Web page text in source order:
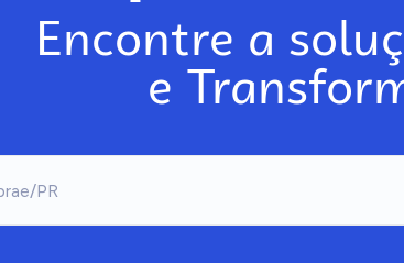
Encontre a
e